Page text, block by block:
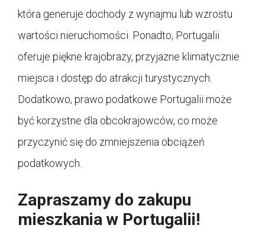
która generuje dochody z wynajmu lub wzrostu
wartości nieruchomości. Ponadto, Portugalii
oferuje piękne krajobrazy, przyjazne klimatycznie
miejsca i dostęp do atrakcji turystycznych.
Dodatkowo, prawo podatkowe Portugalii może
być korzystne dla obcokrajowców, co może
przyczynić się do zmniejszenia obciążeń
podatkowych.
Zapraszamy do zakupu
mieszkania w Portugalii!